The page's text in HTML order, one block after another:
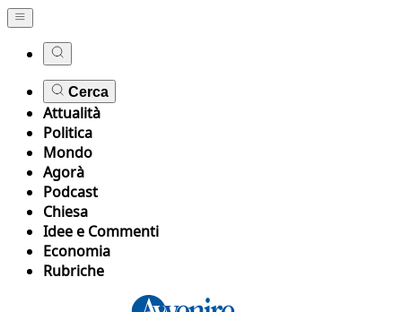
Cerca
Attualità
Politica
Mondo
Agorà
Podcast
Chiesa
Idee e Commenti
Economia
Rubriche